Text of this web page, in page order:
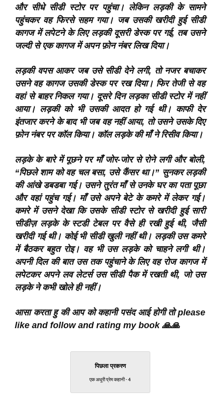
और सीधे सीडी स्टोर पर पहुंचा। लेकिन लड़की के सामने
पहुंचकर वह फिरसे सहम गया। जब उसकी खरीदी हुई सीडी
कागज में लपेटने के लिए लड़की दूसरी डेस्क पर गई, तब उसने
जल्दी से एक कागज में अपन फ़ोन नंबर लिख दिया।
लड़की वपस आकर जब उसे सीडी देने लगी, तो नजर बचाकर
उसने वह कागज उसकी डेस्क पर रख दिया। फिर तेजी से वह
वहां से बाहर निकल गया। दूसरे दिन लड़का सीडी स्टोर में नहीं
आया। लड़की को भी उसकी आदत हो गई थी। काफी देर
इंतजार करने के बाद भी जब वह नहीं आया, तो उसने उसके दिए
फ़ोन नंबर पर कॉल किया। कॉल लड़के की माँ ने रिसीव किया।
लड़के के बारे में पूछने पर माँ जोर-जोर से रोने लगी और बोली,
“पिछले शाम को वह चल बसा, उसे कैंसर था।” सुनकर लड़की
की आंखे डबडबा गई। उसने तुरंत माँ से उनके घर का पता पूछा
और वहां पहुंच गई। माँ उसे अपने बेटे के कमरे में लेकर गई।
कमरे में उसने देखा कि उसके सीडी स्टोर से खरीदी हुई सारी
सीडीज़ लड़के के स्टडी टेबल पर वैसे ही रखी हुई थी, जैसी
खरीदी गई थी। कोई भी सीडी खुली नहीं थी। लड़की उस कमरे
में बैठकर बहुत रोइ। वह भी उस लड़के को चाहने लगी थी।
अपनी दिल की बात उस तक पहुंचाने के लिए वह रोज कागज में
लपेटकर अपने लव लेटर्स उस सीडी पैक में रखती थी, जो उस
लड़के ने कभी खोले ही नहीं।
आसा करता हु की आप को कहानी पसंद आई होगी तो please
like and follow and rating my book 🙏🙏
पिछला प्रकरण
एक अधूरी प्रेम कहानी - 4